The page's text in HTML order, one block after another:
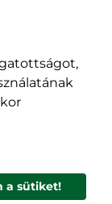
a sütiket!